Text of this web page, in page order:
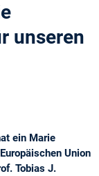
unseren
ein Marie
Union
Tobias J.